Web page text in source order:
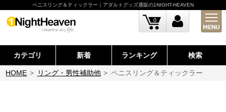
ペニスリング＆ティックラー｜アダルトグッズ通販の1NIGHT-HEAVEN
0
カテゴリ 新着 ランキング 検索
HOME > リング・男性補助他 > ペニスリング＆ティックラー